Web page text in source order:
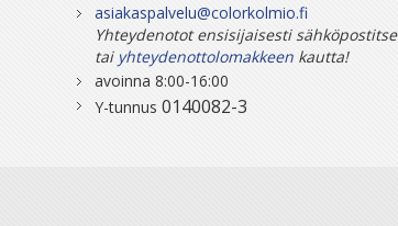
asiakaspalvelu@colorkolmio.fi
Yhteydenotot ensisijaisesti sähköpostitse
tai yhteydenottolomakkeenkautta!
avoinna 8:00-16:00
Y-tunnus 0140082-3